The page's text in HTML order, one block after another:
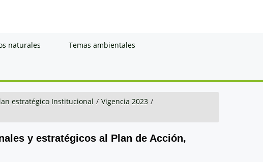
naturales Temas ambientales
estratégico Institucional / Vigencia 2023 /
y estratégicos al Plan de Acción,